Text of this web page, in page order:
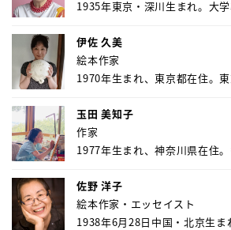
1935年東京・深川生まれ。大
伊佐 久美
絵本作家
1970年生まれ、東京都在住。
玉田 美知子
作家
1977年生まれ、神奈川県在住
佐野 洋子
絵本作家・エッセイスト
1938年6月28日中国・北京生